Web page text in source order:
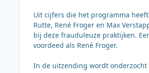
Uit cijfers die het programma
Rutte, René Froger en Max
bij deze frauduleuze praktijken.
voordeed als René Froger.
In de uitzending wordt